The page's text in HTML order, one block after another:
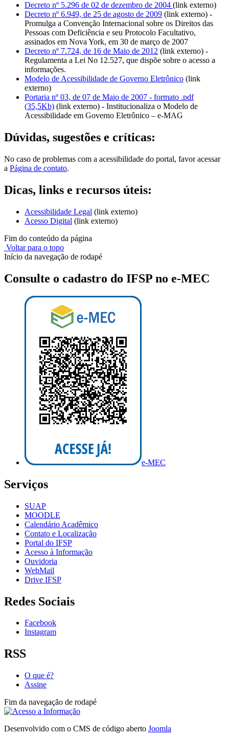
Decreto nº 5.296 de 02 de dezembro de 2004 (link externo)
Decreto nº 6.949, de 25 de agosto de 2009 (link externo) -
Promulga a Convenção Internacional sobre os Direitos das
Pessoas com Deficiência e seu Protocolo Facultativo,
assinados em Nova York, em 30 de março de 2007
Decreto nº 7.724, de 16 de Maio de 2012 (link externo) -
Regulamenta a Lei No 12.527, que dispõe sobre o acesso a
informações.
Modelo de Acessibilidade de Governo Eletrônico (link
externo)
Portaria nº 03, de 07 de Maio de 2007 - formato .pdf
(35,5Kb) (link externo) - Institucionaliza o Modelo de
Acessibilidade em Governo Eletrônico – e-MAG
Dúvidas, sugestões e críticas:
No caso de problemas com a acessibilidade do portal, favor acessar
a Página de contato.
Dicas, links e recursos úteis:
Acessibilidade Legal (link externo)
Acesso Digital (link externo)
Fim do conteúdo da página
Voltar para o topo
Início da navegação de rodapé
Consulte o cadastro do IFSP no e-MEC
e-MEC
Serviços
SUAP
MOODLE
Calendário Acadêmico
Contato e Localização
Portal do IFSP
Acesso à Informação
Ouvidoria
WebMail
Drive IFSP
Redes Sociais
Facebook
Instagram
RSS
O que é?
Assine
Fim da navegação de rodapé
Desenvolvido com o CMS de código aberto Joomla